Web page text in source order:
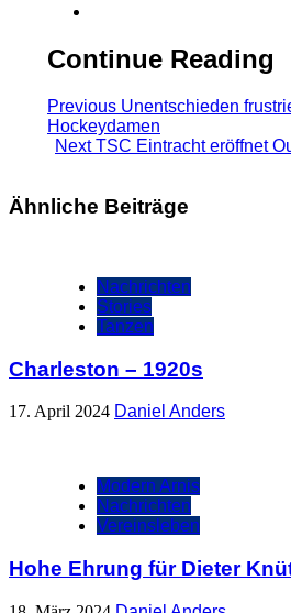
Continue Reading
Previous Unentschieden
Hockeydamen
NextTSC Eintracht eröffnet
Ähnliche Beiträge
Nachrichten
Stories
Tanzen
Charleston – 1920s
17. April 2024 Daniel Anders
Modern Arnis
Nachrichten
Vereinsleben
Hohe Ehrung für Dieter